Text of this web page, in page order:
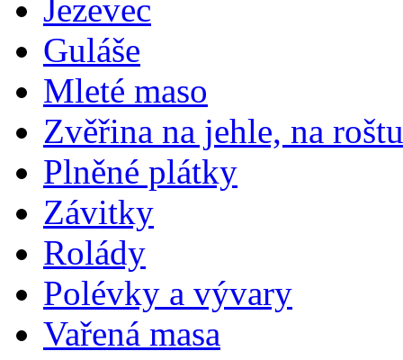
Jezevec
Guláše
Mleté maso
Zvěřina na jehle, na roštu
Plněné plátky
Závitky
Rolády
Polévky a vývary
Vařená masa